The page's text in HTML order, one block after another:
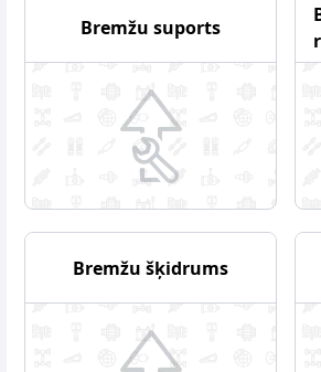
Bremžu suports
Bremžu šķidrums